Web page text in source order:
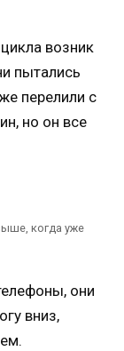
возник
пытались
перелили с
но он все
когда уже
они
вниз,